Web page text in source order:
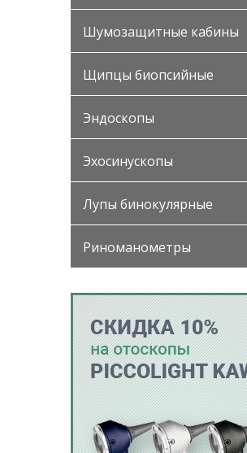
Шумозащитные кабины
Щипцы биопсийные
Эндоскопы
Эхосинускопы
Лупы бинокулярные
Риноманометры